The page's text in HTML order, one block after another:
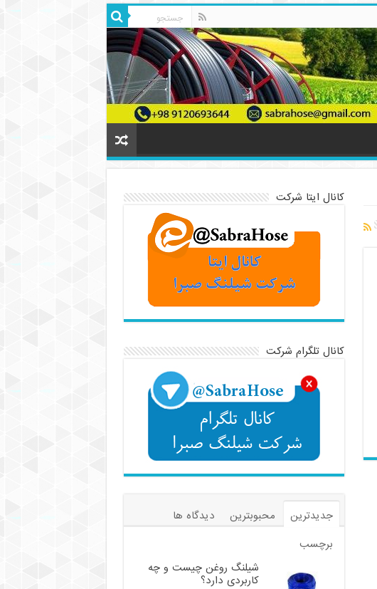
کانال ایتا شرکت
کانال تلگرام شرکت
جدیدترین محبوبترین
دیدگاه ها
برچسب
شیلنگ روغن چیست و چه
کاربردی دارد؟